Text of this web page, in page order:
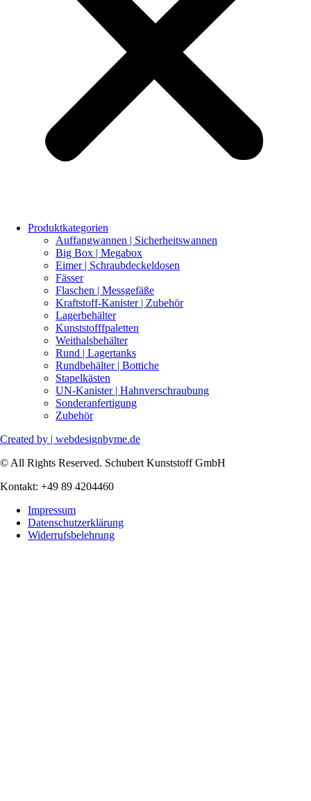
Produktkategorien
Auffangwannen | Sicherheitswannen
Big Box | Megabox
Eimer | Schraubdeckeldosen
Fässer
Flaschen | Messgefäße
Kraftstoff-Kanister | Zubehör
Lagerbehälter
Kunststofffpaletten
Weithalsbehälter
Rund | Lagertanks
Rundbehälter | Bottiche
Stapelkästen
UN-Kanister | Hahnverschraubung
Sonderanfertigung
Zubehör
Created by | webdesignbyme.de
© All Rights Reserved. Schubert Kunststoff GmbH
Kontakt: +49 89 4204460
Impressum
Datenschutzerklärung
Widerrufsbelehrung